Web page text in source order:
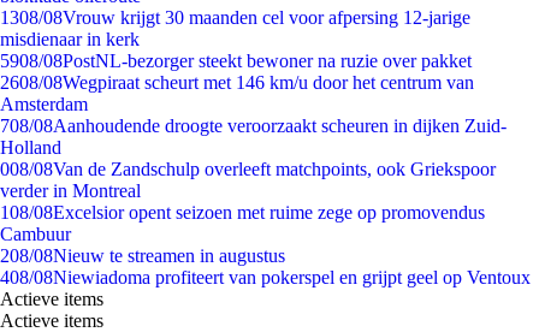
1308/08Vrouw krijgt 30 maanden cel voor afpersing 12-jarige
misdienaar in kerk
5908/08PostNL-bezorger steekt bewoner na ruzie over pakket
2608/08Wegpiraat scheurt met 146 km/u door het centrum van
Amsterdam
708/08Aanhoudende droogte veroorzaakt scheuren in dijken Zuid-
Holland
008/08Van de Zandschulp overleeft matchpoints, ook Griekspoor
verder in Montreal
108/08Excelsior opent seizoen met ruime zege op promovendus
Cambuur
208/08Nieuw te streamen in augustus
408/08Niewiadoma profiteert van pokerspel en grijpt geel op Ventoux
Actieve items
Actieve items